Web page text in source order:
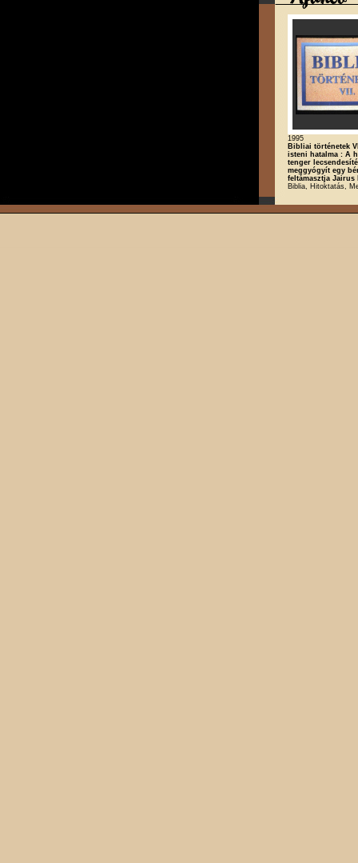
1995
Bibliai történetek
isteni hatalma : A
tenger
meggyógyít egy
feltámasztja Jairus
Biblia, Hitoktatás,